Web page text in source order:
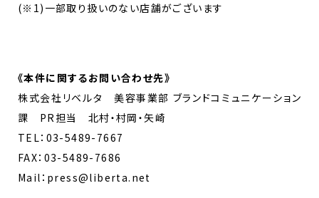
(※1)一部取り扱いのない店舗がございます
《本件に関するお問い合わせ先》
株式会社リベルタ 美容事業部 ブランドコミュニケーション
課 PR担当 北村・村岡・矢崎
TEL：03-5489-7667
FAX：03-5489-7686
Mail：press@liberta.net